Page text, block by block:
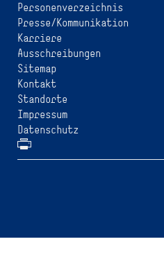
Personenverzeichnis
Presse/Kommunikation
Karriere
Ausschreibungen
Sitemap
Kontakt
Standorte
Impressum
Datenschutz